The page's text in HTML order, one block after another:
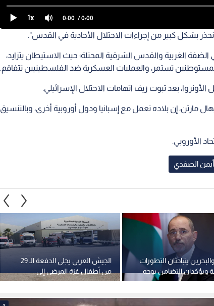
1x 0:00 / 0:00
بشكل كبير من إجراءات الاحتلال الأحادية في القدس".
الغربية والقدس الشرقية المحتلة؛ حيث الاستيطان يتزايد،
تستمر، والعمليات العسكرية ضد الفلسطينيين تتفاقم.
بعد ثبوت زيف اتهامات الاحتلال الإسرائيلي.
مارتن، إن بلاده تعمل مع إسبانيا ودول أوروبية أخرى، وبالتنسيق
الأوروبي.
أيمن الصفدي
الجيش العربي يجلي الدفعة الـ 29
من أطفال غزة المرضى إلى
المستشفيات الأردنية
يتباحثان التطورات
ويؤكدان التضامن بوجه
الإيرانية